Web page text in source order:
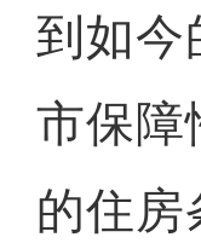
到如
市保障
的住房